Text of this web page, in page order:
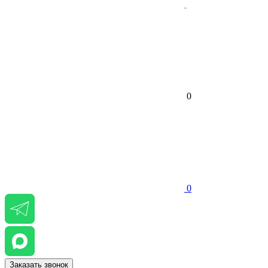
0
0
Заказать звонок